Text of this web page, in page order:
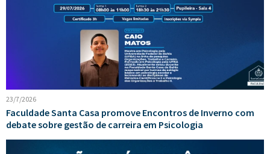
23/7/2026
Faculdade Santa Casa promove Encontros de Inverno com
debate sobre gestão de carreira em Psicologia